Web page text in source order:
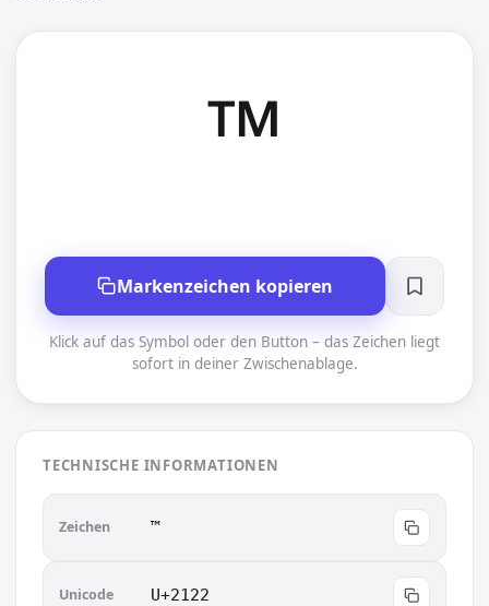
™︎
Markenzeichen kopieren
Klick auf das Symbol oder den Button – das Zeichen liegt
sofort in deiner Zwischenablage.
TECHNISCHE INFORMATIONEN
Zeichen ™︎
Unicode U+2122